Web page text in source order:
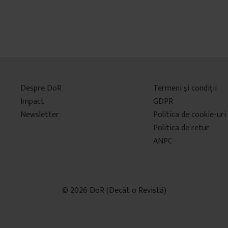
Despre DoR
Impact
Newsletter
Termeni şi condiţii
GDPR
Politica de cookie-uri
Politica de retur
ANPC
© 2026 DoR (Decât o Revistă)